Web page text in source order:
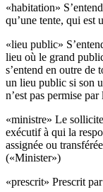
«habitation»
qu’une tente, qui est
«lieu public»
lieu où le grand
s’entend en outre de
un lieu public si son
n’est pas permise
«ministre» Le
exécutif à qui la
assignée ou
(«Minister»)
«prescrit» Prescrit